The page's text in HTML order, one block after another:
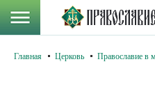
Главная Церковь Православие в